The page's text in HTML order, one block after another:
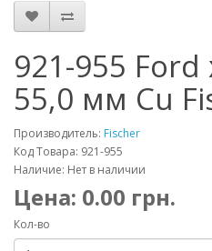
921-955 Ford
55,0 мм Cu
Производитель: Fischer
Код Товара: 921-955
Наличие: Нет в наличии
Цена: 0.00 грн.
Кол-во